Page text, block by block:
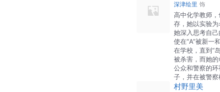
深津绘里 饰
高中化学教师
存，她以实验
她深入思考自
使在“A”被新一
在学校，直到“
被杀害，而她
公众和警察的
子，并在被警
村野里美